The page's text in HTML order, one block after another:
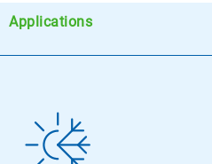
Applications